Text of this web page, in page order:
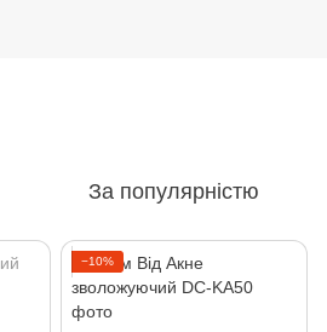
За популярністю
−10%